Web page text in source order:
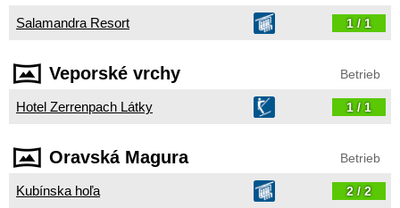
Salamandra Resort 1 / 1
Veporské vrchy Betrieb
Hotel Zerrenpach Látky 1 / 1
Oravská Magura Betrieb
Kubínska hoľa 2 / 2